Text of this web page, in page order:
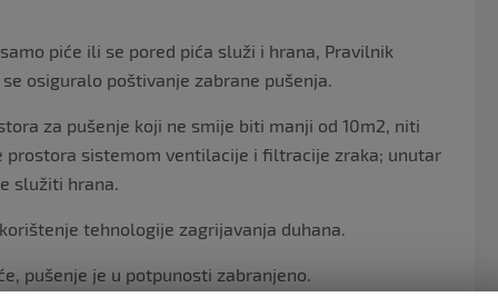
piće ili se pored pića služi i hrana, Pravilnik
osiguralo poštivanje zabrane pušenja.
za pušenje koji ne smije biti manji od 10m2, niti
prostora sistemom ventilacije i filtracije zraka; unutar
služiti hrana.
tehnologije zagrijavanja duhana.
pušenje je u potpunosti zabranjeno.